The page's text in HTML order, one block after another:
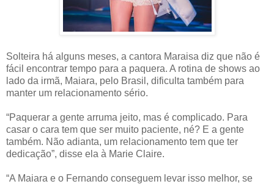
Solteira há alguns meses, a cantora Maraisa diz que não é
fácil encontrar tempo para a paquera. A rotina de shows ao
lado da irmã, Maiara, pelo Brasil, dificulta também para
manter um relacionamento sério.
“Paquerar a gente arruma jeito, mas é complicado. Para
casar o cara tem que ser muito paciente, né? E a gente
também. Não adianta, um relacionamento tem que ter
dedicação”, disse ela à Marie Claire.
“A Maiara e o Fernando conseguem levar isso melhor, se